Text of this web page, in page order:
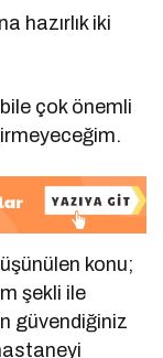
hazırlık iki
çok önemli
konu;
şekli ile
güvendiğiniz